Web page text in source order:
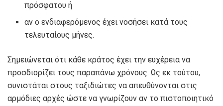
πρόσφατου ή
αν ο ενδιαφερόμενος έχει νοσήσει κατά τους
τελευταίους μήνες.
Σημειώνεται ότι κάθε κράτος έχει την ευχέρεια να
προσδιορίζει τους παραπάνω χρόνους. Ως εκ τούτου,
συνιστάται στους ταξιδιώτες να απευθύνονται στις
αρμόδιες αρχές ώστε να γνωρίζουν αν το πιστοποιητικό